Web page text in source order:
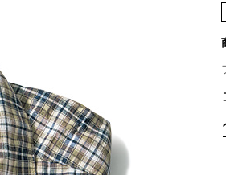
ポーチ
その他
ウオッチ／アクセサリー
パンプス
スニーカー
ブーツ
サンダル
その他